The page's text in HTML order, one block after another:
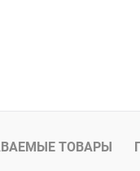
ТОВАРЫ